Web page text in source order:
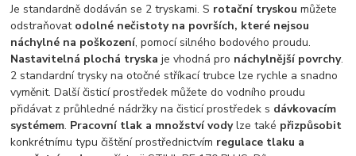
Je standardně dodáván se 2 tryskami. S rotační tryskou můžete
odstraňovat odolné nečistoty na površích, které nejsou
náchylné na poškození, pomocí silného bodového proudu.
Nastavitelná plochá tryska je vhodná pro náchylnější povrchy.
2 standardní trysky na otočné stříkací trubce lze rychle a snadno
vyměnit. Další čisticí prostředek můžete do vodního proudu
přidávat z průhledné nádržky na čisticí prostředek s dávkovacím
systémem. Pracovní tlak a množství vodylze také přizpůsobit
konkrétnímu typu čištění prostřednictvím regulace tlaku a